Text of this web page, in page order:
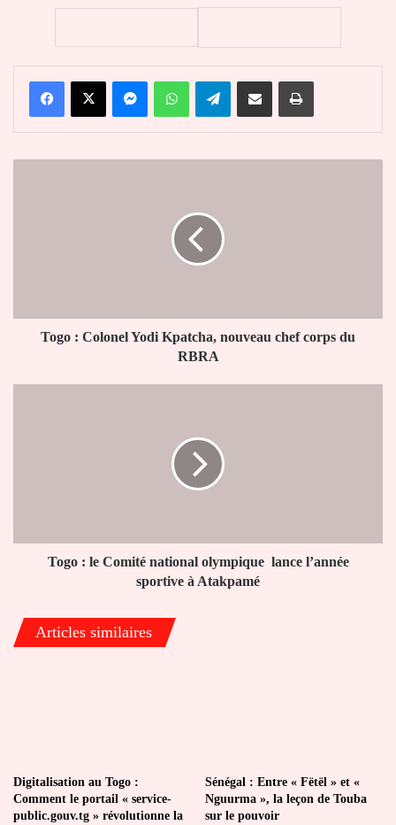
FacebookX MessengerWhatsAppTelegramPartager par email Imprimer
du
RBRATogo : Colonel Yodi Kpatcha, nouveau chef corps du
RBRA
à
AtakpaméTogo : le Comité national olympique lance l’année
sportive à Atakpamé
Articles similaires
Digitalisation au Togo :
Comment le portail « service-
public.gouv.tg » révolutionne la
Sénégal : Entre « Fëtël » et «
Nguurma », la leçon de Touba
sur le pouvoir